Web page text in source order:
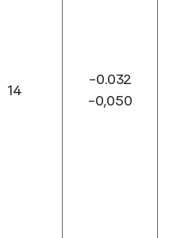
14
-0.032
-0,050